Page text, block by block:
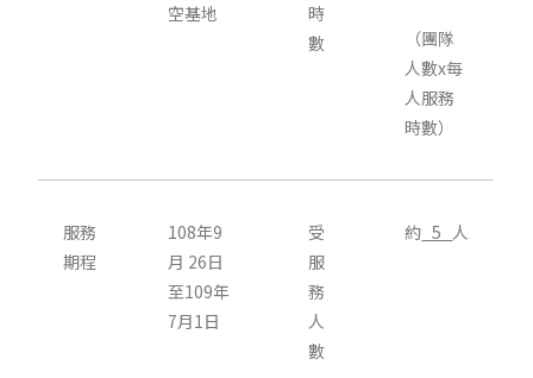
空基地
時
數
（團隊
人數x每
人服務
時數）
服務
期程
108年9
月 26日
至109年
7月1日
受
服
務
人
數
約 5人